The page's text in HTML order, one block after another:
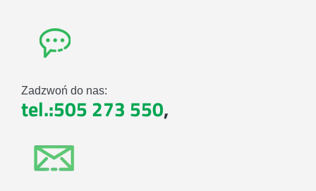
Zadzwoń do nas:
tel.:505 273 550,